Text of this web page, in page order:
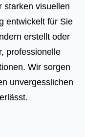
starken visuellen
entwickelt für Sie
erstellt oder
professionelle
Wir sorgen
unvergesslichen